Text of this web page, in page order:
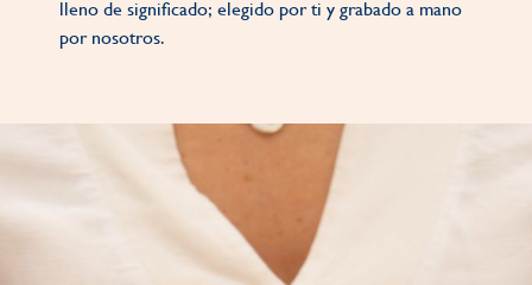
lleno de significado; elegido por ti y grabado a mano
por nosotros.